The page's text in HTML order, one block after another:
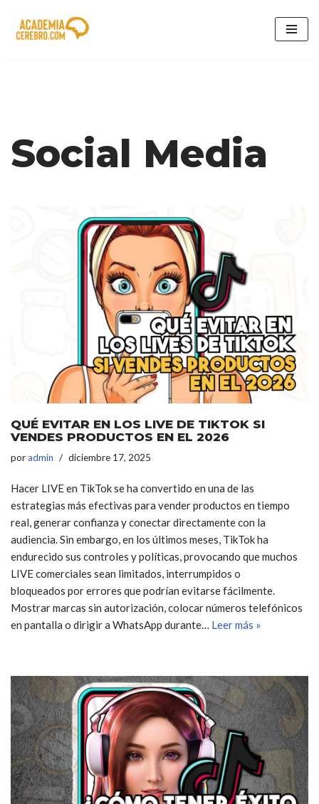
Saltar
Social Media
QUÉ EVITAR EN LOS LIVE DE TIKTOK SI
VENDES PRODUCTOS EN EL 2026
poradmin diciembre 17, 2025
Hacer LIVE en TikTok se ha convertido en una de las
estrategias más efectivas para vender productos en tiempo
real, generar confianza y conectar directamente con la
audiencia. Sin embargo, en los últimos meses, TikTok ha
endurecido sus controles y políticas, provocando que muchos
LIVE comerciales sean limitados, interrumpidos o
bloqueados por errores que podrían evitarse fácilmente.
Mostrar marcas sin autorización, colocar números telefónicos
en pantalla o dirigir a WhatsApp durante… Leer más »